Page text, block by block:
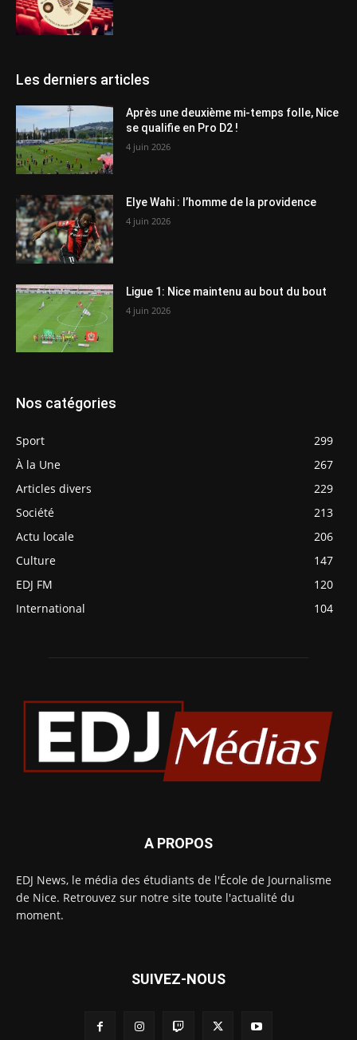
Les derniers articles
Après une deuxième mi-temps folle, Nice
se qualifie en Pro D2 !
4 juin 2026
Elye Wahi : l’homme de la providence
4 juin 2026
Ligue 1: Nice maintenu au bout du bout
4 juin 2026
Nos catégories
Sport
299
À la Une
267
Articles divers
229
Société
213
Actu locale
206
Culture
147
EDJ FM
120
International
104
A PROPOS
EDJ News, le média des étudiants de l'École de Journalisme
de Nice. Retrouvez sur notre site toute l'actualité du
moment.
SUIVEZ-NOUS